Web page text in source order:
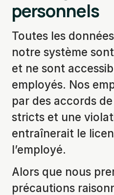
personnels
Toutes les
notre système
et ne sont
employés. Nos
par des accords
stricts et une
entraînerait le
l’employé.
Alors que nous
précautions